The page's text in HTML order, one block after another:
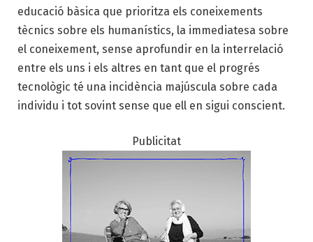
educació bàsica que prioritza els coneixements
tècnics sobre els humanístics, la immediatesa sobre
el coneixement, sense aprofundir en la interrelació
entre els uns i els altres en tant que el progrés
tecnològic té una incidència majúscula sobre cada
individu i tot sovint sense que ell en sigui conscient.
Publicitat